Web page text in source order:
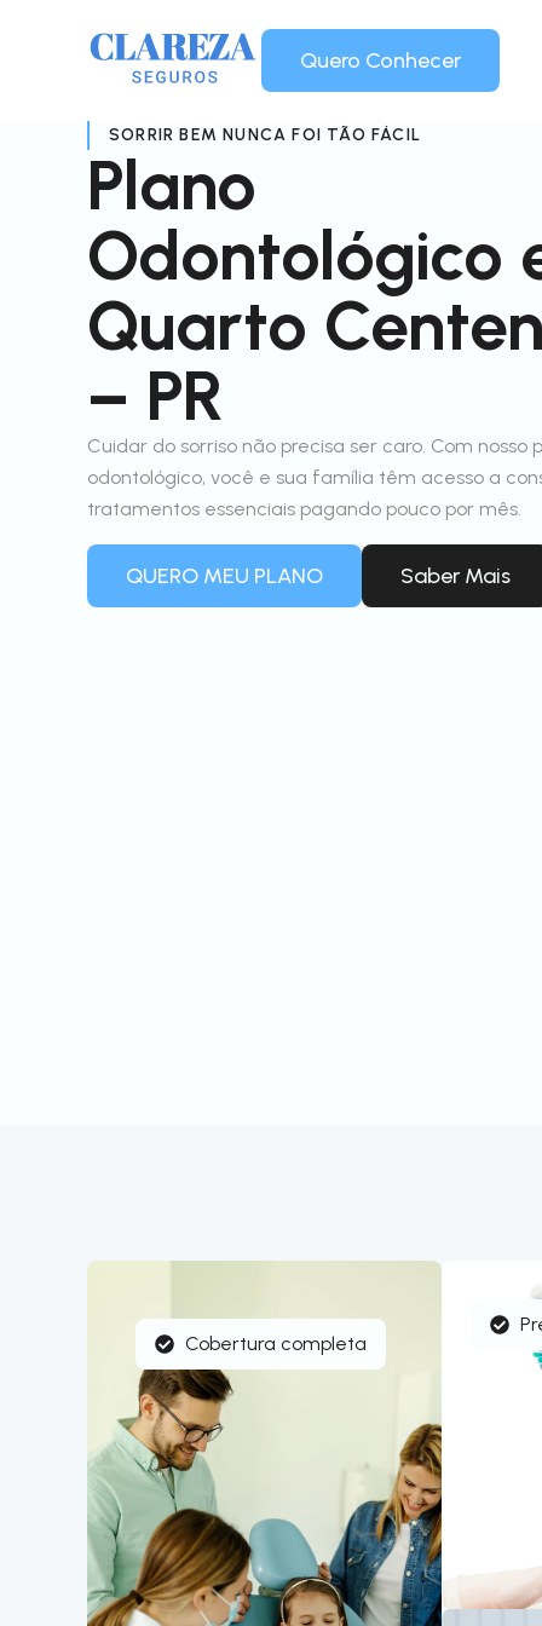
Quero Conhecer
SORRIR BEM NUNCA FOI TÃO FÁCIL
Plano
Odontológico
Quarto
– PR
Cuidar do sorriso não precisa ser caro. Com nosso
odontológico, você e sua família têm acesso a
tratamentos essenciais pagando pouco por mês.
QUERO MEU PLANO Saber Mais
Cobertura completa